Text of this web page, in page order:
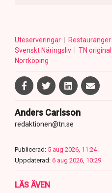
Uteserveringar Restauranger
Svenskt Näringsliv
TN original
Norrköping
Anders Carlsson
redaktionen@tn.se
Publicerad: 5 aug 2026, 11:24
Uppdaterad: 6 aug 2026, 10:29
LÄS ÄVEN